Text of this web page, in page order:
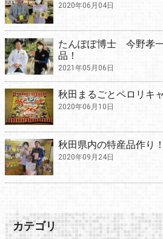
2020年06月04日
たんぽぽ博士 今野孝
品！
2021年05月06日
秋田まるごとペロリキ
2020年06月10日
秋田県内の特産品作り
2020年09月24日
カテゴリ